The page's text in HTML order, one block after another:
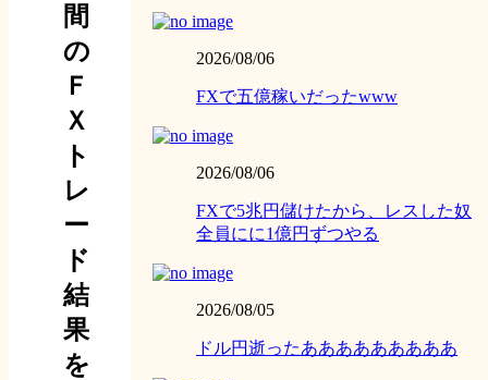
間
の
Ｆ
Ｘ
ト
レ
ー
ド
結
果
を
2026/08/06
FXで五億稼いだったwww
2026/08/06
FXで5兆円儲けたから、レスした奴
全員にに1億円ずつやる
2026/08/05
ドル円逝ったあああああああああ